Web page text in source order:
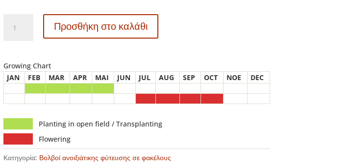
Crocosmia
Mixed
ποσότητα
Προσθήκη στο καλάθι
Growing Chart
JAN
FEB MAR APR MAI JUN JUL AUG SEP OCT NOE DEC
Planting in open field / Transplanting
Flowering
Κατηγορία: Βολβοί ανοιξιάτικης φύτευσης σε φακέλους